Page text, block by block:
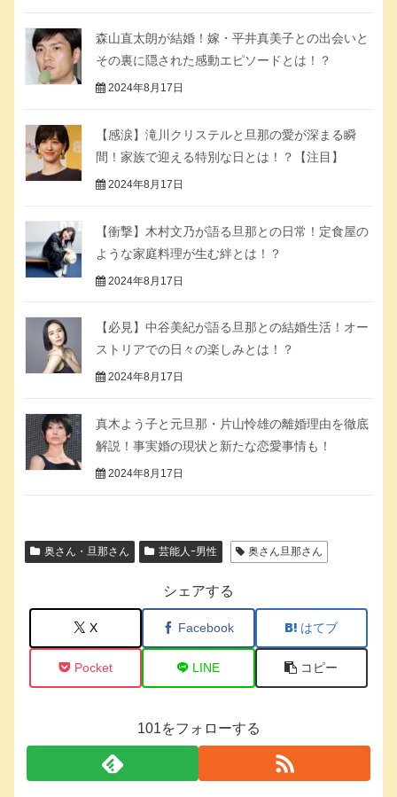
森山直太朗が結婚！嫁・平井真美子との出会いと
その裏に隠された感動エピソードとは！？
2024年8月17日
【感涙】滝川クリステルと旦那の愛が深まる瞬
間！家族で迎える特別な日とは！？【注目】
2024年8月17日
【衝撃】木村文乃が語る旦那との日常！定食屋の
ような家庭料理が生む絆とは！？
2024年8月17日
【必見】中谷美紀が語る旦那との結婚生活！オー
ストリアでの日々の楽しみとは！？
2024年8月17日
真木よう子と元旦那・片山怜雄の離婚理由を徹底
解説！事実婚の現状と新たな恋愛事情も！
2024年8月17日
奥さん・旦那さん 芸能人ｰ男性 奥さん旦那さん
シェアする
X Facebook はてブ
Pocket LINE コピー
101をフォローする